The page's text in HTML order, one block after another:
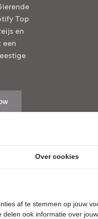
Top
en
een
Over cookies
af te stemmen op jouw
ook informatie over